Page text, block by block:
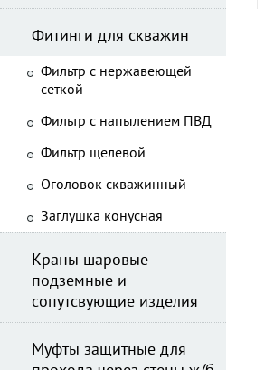
Фитинги для скважин
Фильтр с нержавеющей
сеткой
Фильтр с напылением ПВД
Фильтр щелевой
Оголовок скважинный
Заглушка конусная
Краны шаровые
подземные и
сопутсвующие изделия
Муфты защитные для